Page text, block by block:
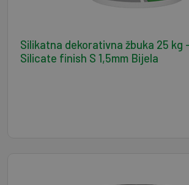
Silikatna dekorativna žbuka 25 kg
Silicate finish S 1,5mm Bijela